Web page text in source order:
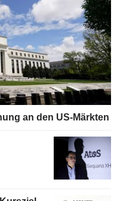
an den US-Märkten